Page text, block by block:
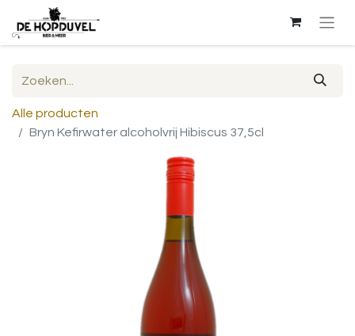
Alle producten
Bryn Kefirwater alcoholvrij Hibiscus 37,5cl